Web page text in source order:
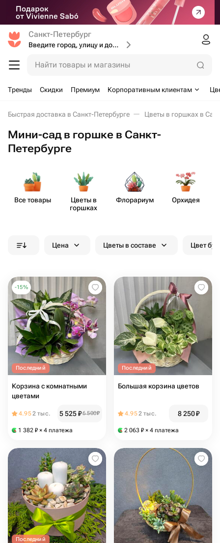
Санкт-Петербург
Введите город, улицу и дом доставки
Найти товары и магазины
Тренды Скидки Премиум Корпоративным клиентам
Быстрая доставка в Санкт-Петербурге Цветы в горшках в
Мини-сад в горшке в Санкт-
Петербурге
Все товары
Цветы в
горшках
Флорариум Орхидея
Цена Цветы в составе Цвет
-15%
Последний
Корзина с комнатными
цветами
4.952 тыс. 5 525₽6 500₽
1 382 ₽ × 4 платежа
Последний
Большая корзина цветов
4.952 тыс. 8 250₽
2 063 ₽ × 4 платежа
Последний